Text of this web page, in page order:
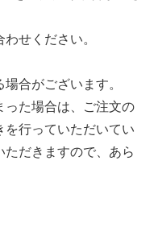
せください。
合がございます。
った場合は、ご注文の
を行っていただいてい
ただきますので、あら